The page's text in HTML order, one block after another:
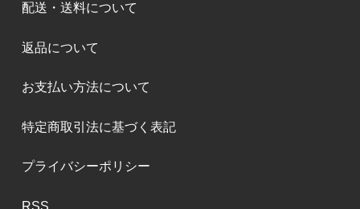
配送・送料について
返品について
お支払い方法について
特定商取引法に基づく表記
プライバシーポリシー
RSS